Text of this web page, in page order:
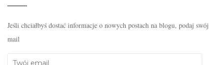
Jeśli chciałbyś dostać informacje o nowych postach na blogu, podaj swój
mail
Twój